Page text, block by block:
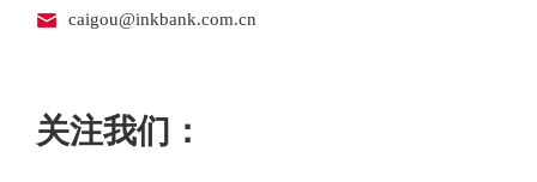
caigou@inkbank.com.cn
关注我们：